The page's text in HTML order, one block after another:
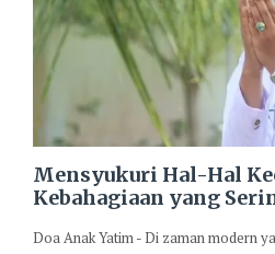
Mensyukuri Hal-Hal
Kebahagiaan yang
Doa Anak Yatim - Di zaman modern